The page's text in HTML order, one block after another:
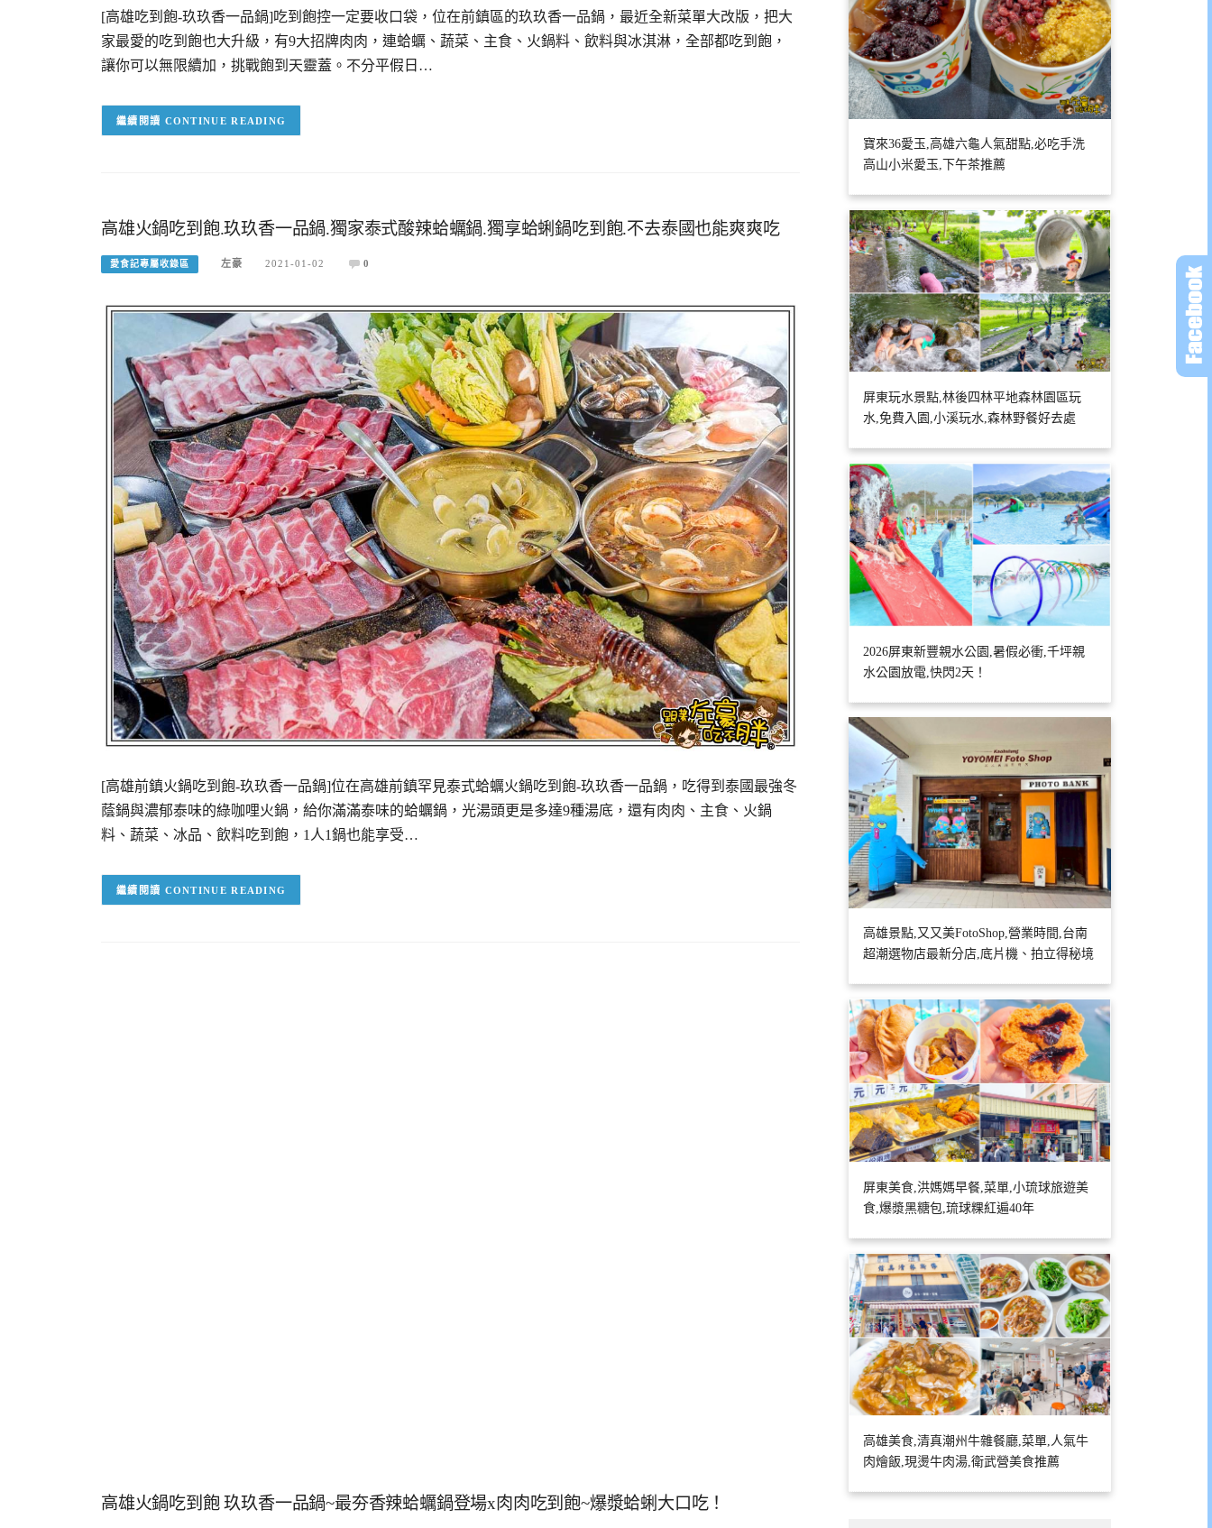
[高雄吃到飽-玖玖香一品鍋]吃到飽控一定要收口袋，位在前鎮區的玖玖香一品鍋，最近全新菜單大改版，把大
家最愛的吃到飽也大升級，有9大招牌肉肉，連蛤蠣、蔬菜、主食、火鍋料、飲料與冰淇淋，全部都吃到飽，
讓你可以無限續加，挑戰飽到天靈蓋。不分平假日…
CONTINUE READING
高雄火鍋吃到飽.玖玖香一品鍋.獨家泰式酸辣蛤蠣鍋.獨享蛤蜊鍋吃到飽.不去泰國也能爽爽吃
愛食記專屬收錄區 左豪 2021-01-02 0
[高雄前鎮火鍋吃到飽-玖玖香一品鍋]位在高雄前鎮罕見泰式蛤蠣火鍋吃到飽-玖玖香一品鍋，吃得到泰國最強冬
蔭鍋與濃郁泰味的綠咖哩火鍋，給你滿滿泰味的蛤蠣鍋，光湯頭更是多達9種湯底，還有肉肉、主食、火鍋
料、蔬菜、冰品、飲料吃到飽，1人1鍋也能享受…
CONTINUE READING
高雄火鍋吃到飽 玖玖香一品鍋~最夯香辣蛤蠣鍋登場x肉肉吃到飽~爆漿蛤蜊大口吃！
寶來36愛玉,高雄六龜人氣甜點,必吃手洗
高山小米愛玉,下午茶推薦
屏東玩水景點,林後四林平地森林園區玩
水,免費入園,小溪玩水,森林野餐好去處
2026屏東新豐親水公園,暑假必衝,千坪親
水公園放電,快閃2天！
高雄景點,又又美FotoShop,營業時間,台南
超潮選物店最新分店,底片機、拍立得秘境
屏東美食,洪媽媽早餐,菜單,小琉球旅遊美
食,爆漿黑糖包,琉球粿紅遍40年
高雄美食,清真潮州牛雜餐廳,菜單,人氣牛
肉燴飯,現燙牛肉湯,衛武營美食推薦